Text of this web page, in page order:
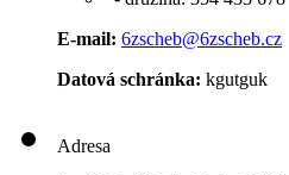
E-mail: 6zscheb@6zscheb.cz
Datová schránka: kgutguk
Adresa